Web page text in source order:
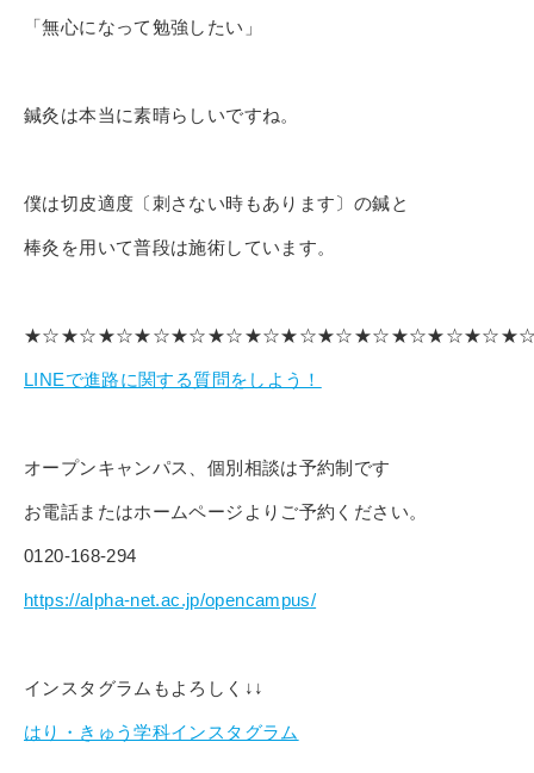
よくあるご質問
卒業生の皆さまへ
資料請求
インターネット出願
その他
個人情報の取り扱いについて
1号館総合受付：〒194-0022 東京都町田市森野1-7-8
TEL：042-729-1026 (平日8時30分〜17時30分)
「無心になって勉強したい」
鍼灸は本当に素晴らしいですね。
僕は切皮適度〔刺さない時もあります〕の鍼と
棒灸を用いて普段は施術しています。
LINEで進路に関する質問をしよう！
オープンキャンパス、個別相談は予約制です
お電話またはホームページよりご予約ください。
0120-168-294
https://alpha-net.ac.jp/opencampus/
インスタグラムもよろしく↓↓
はり・きゅう学科インスタグラム